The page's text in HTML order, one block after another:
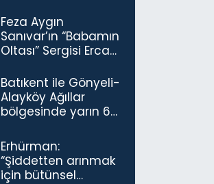
Feza Aygın
Sanıvar’ın “Babamın
Oltası” Sergisi Ercan
Açıldı
Batıkent ile Gönyeli-
Alayköy Ağıllar
bölgesinde yarın 6
kesintisi…
Erhürman:
“Şiddetten arınmak
için bütünsel